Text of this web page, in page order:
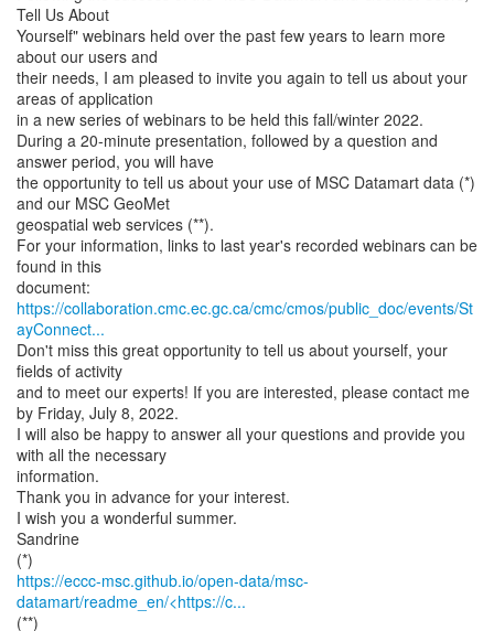
Tell Us About
Yourself" webinars held over the past few years to learn more
about our users and
their needs, I am pleased to invite you again to tell us about your
areas of application
in a new series of webinars to be held this fall/winter 2022.
During a 20-minute presentation, followed by a question and
answer period, you will have
the opportunity to tell us about your use of MSC Datamart data (*)
and our MSC GeoMet
geospatial web services (**).
For your information, links to last year's recorded webinars can be
found in this
https://collaboration.cmc.ec.gc.ca/cmc/cmos/public_doc/events/St
ayConnect...
Don't miss this great opportunity to tell us about yourself, your
fields of activity
and to meet our experts! If you are interested, please contact me
by Friday, July 8, 2022.
I will also be happy to answer all your questions and provide you
with all the necessary
information.
Thank you in advance for your interest.
I wish you a wonderful summer.
Sandrine
https://eccc-msc.github.io/open-data/msc-
datamart/readme_en/<https://c...